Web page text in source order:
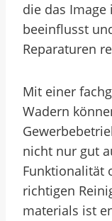
die das
beeinflusst
Reparaturen
Mit einer
Wadern
nicht nur gut
Funktionalität
richtigen
materials ist